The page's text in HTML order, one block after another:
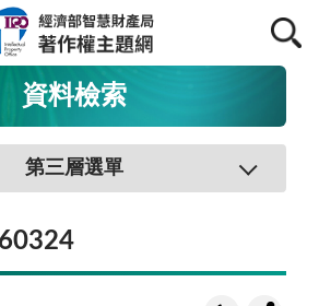
資料檢索
第三層選單